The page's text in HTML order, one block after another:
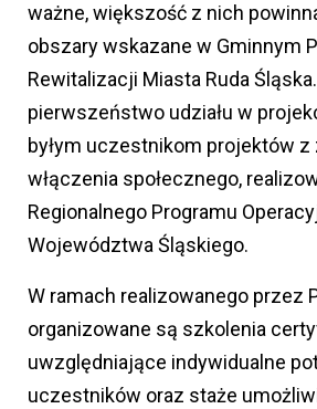
ważne, większość z nich
obszary wskazane w Gminnym
Rewitalizacji Miasta Ruda
pierwszeństwo udziału w
byłym uczestnikom projektów z
włączenia społecznego,
Regionalnego Programu
Województwa Śląskiego.
W ramach realizowanego przez
organizowane są szkolenia
uwzględniające indywidualne
uczestników oraz staże